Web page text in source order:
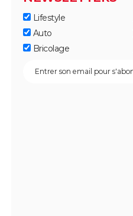
Lifestyle
Auto
Bricolage